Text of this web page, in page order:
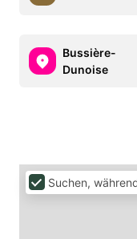
Bussière-
Dunoise
Suchen,